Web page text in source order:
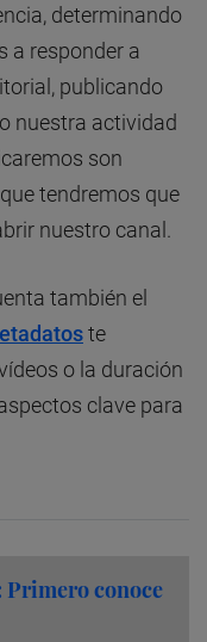
determinando
a responder a
publicando
nuestra actividad
son
tendremos que
nuestro canal.
también el
te
o la duración
clave para
conoce